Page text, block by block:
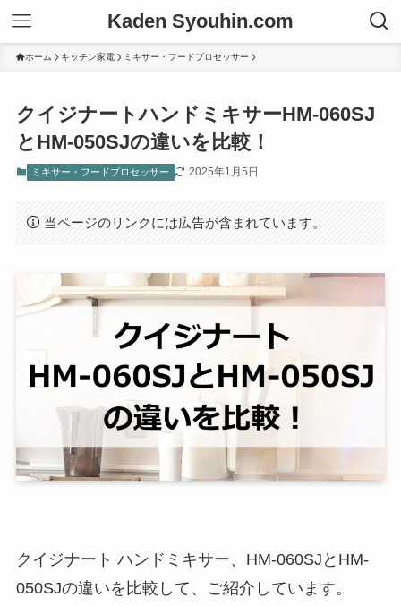
Kaden Syouhin.com
ホーム キッチン家電 ミキサー・フードプロセッサー
クイジナートハンドミキサーHM-060SJ
とHM-050SJの違いを比較！
ミキサー・フードプロセッサー 2025年1月5日
当ページのリンクには広告が含まれています。
クイジナート ハンドミキサー、HM-060SJとHM-
050SJの違いを比較して、ご紹介しています。